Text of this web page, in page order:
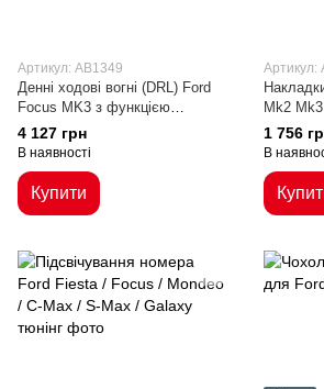
Артикул: AB1349
Денні ходові вогні (DRL) Ford
Focus MK3 з функцією
повороту (12-15 р.в.)
4 127 грн
В наявності
Купити
Артикул:
Mk2
1 756
В